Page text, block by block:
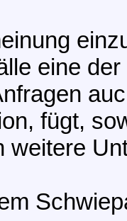
eine
fügt,
weitere